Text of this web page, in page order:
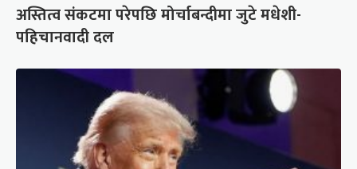
अस्तित्व संकटमा परेपछि मोर्चाबन्दीमा जुटे मधेशी-
पहिचानवादी दल